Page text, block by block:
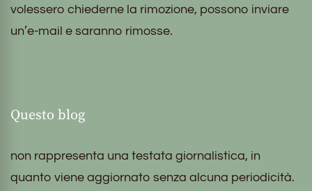
volessero chiederne la rimozione, possono inviare
un’e-mail e saranno rimosse.
Questo blog
non rappresenta una testata giornalistica, in
quanto viene aggiornato senza alcuna periodicità.